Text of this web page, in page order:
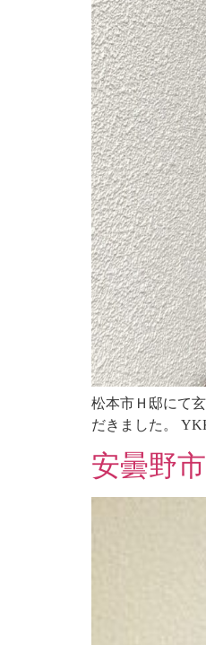
松本市Ｈ邸にて
だきました。
安曇野